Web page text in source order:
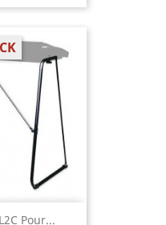
Pour...